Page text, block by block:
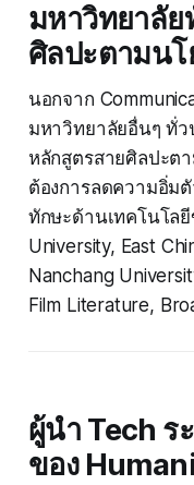
มหาวิทยาลัย
ศิลปะตามนโ
นอกจาก
มหาวิทยาลัยอื่นๆ ทั่ว
หลักสูตรสายศิลปะต
ต้องการลดความอิ่ม
ทักษะด้านเทคโนโล
University, East
Nanchang
Film Literature,
ผู้นำ Tech
ของ